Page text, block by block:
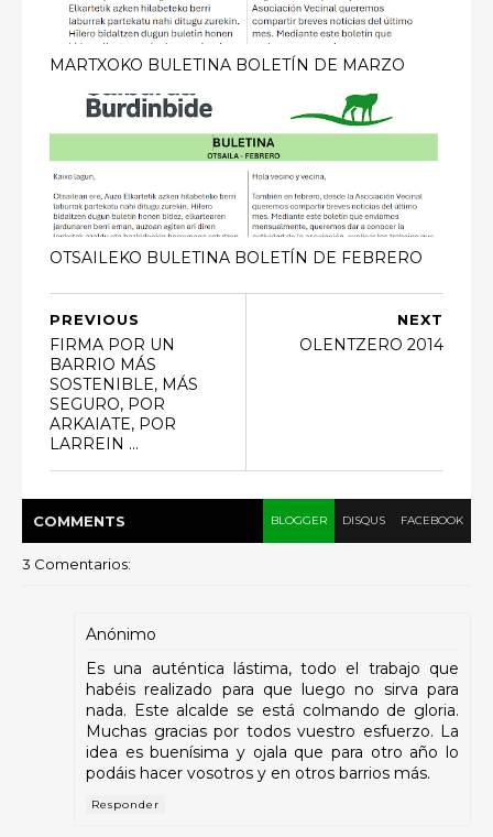
MARTXOKO BULETINA BOLETÍN DE MARZO
OTSAILEKO BULETINA BOLETÍN DE FEBRERO
NEXT
OLENTZERO 2014
PREVIOUS
FIRMA POR UN
BARRIO MÁS
SOSTENIBLE, MÁS
SEGURO, POR
ARKAIATE, POR
LARREIN ...
COMMENTS BLOGGER DISQUS FACEBOOK
3 Comentarios:
Anónimo
Es una auténtica lástima, todo el trabajo que
habéis realizado para que luego no sirva para
nada. Este alcalde se está colmando de gloria.
Muchas gracias por todos vuestro esfuerzo. La
idea es buenísima y ojala que para otro año lo
podáis hacer vosotros y en otros barrios más.
Responder